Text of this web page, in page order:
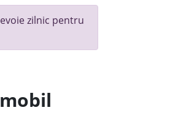
zilnic pentru